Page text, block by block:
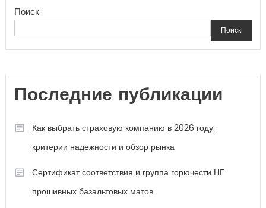
записям
Поиск
Поиск
Последние публикации
Как выбрать страховую компанию в 2026 году:
критерии надежности и обзор рынка
Сертификат соответствия и группа горючести НГ
прошивных базальтовых матов